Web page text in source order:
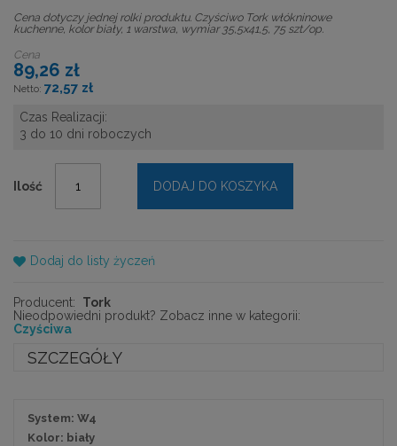
Cena dotyczy jednej rolki produktu. Czyściwo Tork włókninowe
kuchenne, kolor biały, 1 warstwa, wymiar 35,5x41,5, 75 szt/op.
Cena
89,26 zł
72,57 zł
Czas Realizacji:
3 do 10 dni roboczych
Ilość DODAJ DO KOSZYKA
Dodaj do listy życzeń
Producent:
Tork
Nieodpowiedni produkt? Zobacz inne w kategorii:
Czyściwa
SZCZEGÓŁY
System: W4
Kolor: biały